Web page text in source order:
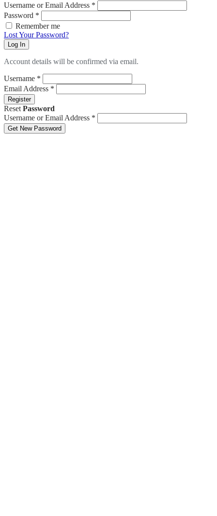
Username or Email Address *
Password *
Remember me
Lost Your Password?
Log In
Account details will be confirmed via email.
Username *
Email Address *
Register
Reset Password
Username or Email Address *
Get New Password